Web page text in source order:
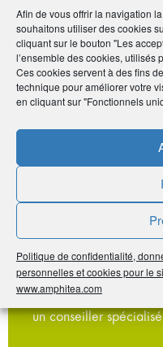
Afin de vous offrir la navigation
souhaitons utiliser des cookies
cliquant sur le bouton "Les
l’ensemble des cookies, utilisés
Ces cookies servent à des fins
technique pour améliorer votre
en cliquant sur "Fonctionnels
Politique de confidentialité,
personnelles et cookies pour le
www.amphitea.com
Pour une sortie en rente,
revenu, mais les
réduction du barème des
Mettre de l’argent sur
bonne réflexion
objectifs que l’on
menée à l’entrée
sortie. Compte tenu
est vivement
un conseiller